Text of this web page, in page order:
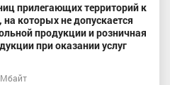
прилегающих территорий к
которых не допускается
продукции и розничная
при оказании услуг